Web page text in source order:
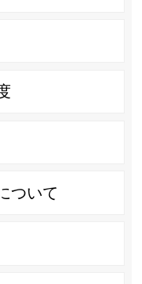
ついて